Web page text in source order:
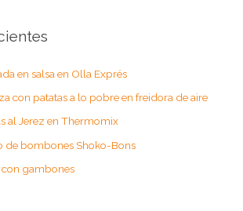
en salsa en Olla Exprés
con patatas a lo pobre en freidora de aire
al Jerez en Thermomix
de bombones Shoko-Bons
gambones